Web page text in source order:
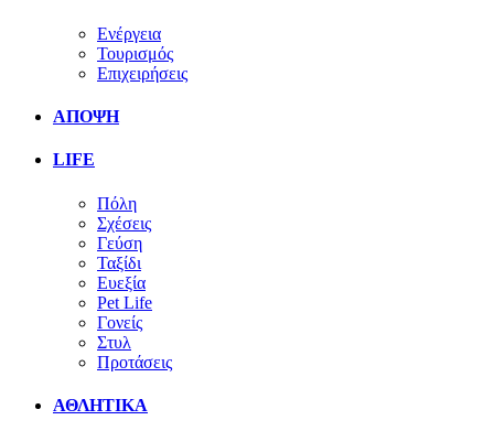
Ενέργεια
Τουρισμός
Επιχειρήσεις
ΑΠΟΨΗ
LIFE
Πόλη
Σχέσεις
Γεύση
Ταξίδι
Ευεξία
Pet Life
Γονείς
Στυλ
Προτάσεις
ΑΘΛΗΤΙΚΑ